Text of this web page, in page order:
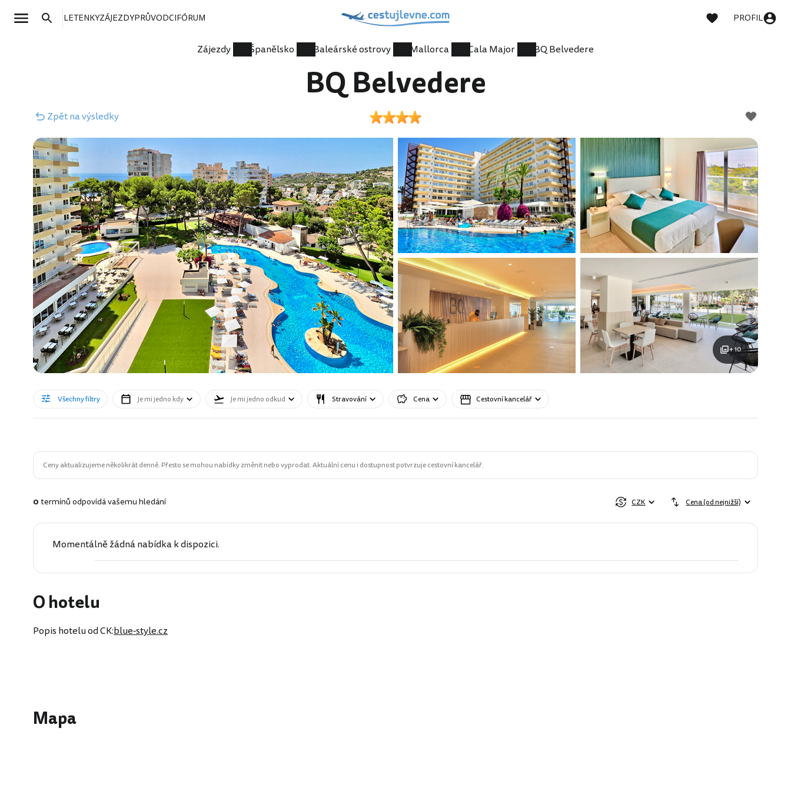
LETENKYZÁJEZDYPRŮVODCIFÓRUM PROFIL
Zájezdy Španělsko Baleárské ostrovy Mallorca Cala Major BQ Belvedere
BQ Belvedere
Zpětna výsledky
+ 10
Všechny filtry Je mi jedno kdy Je mi jedno odkud Stravování Cena Cestovní kancelář
Ceny aktualizujeme několikrát denně. Přesto se mohou nabídky změnit nebo vyprodat. Aktuální cenu i dostupnost potvrzuje cestovní kancelář.
0termínů odpovídá vašemu hledání CZK Cena (od nejnižší)
Momentálně žádná nabídka k dispozici.
O hotelu
Popis hotelu od CK:blue-style.cz
Mapa